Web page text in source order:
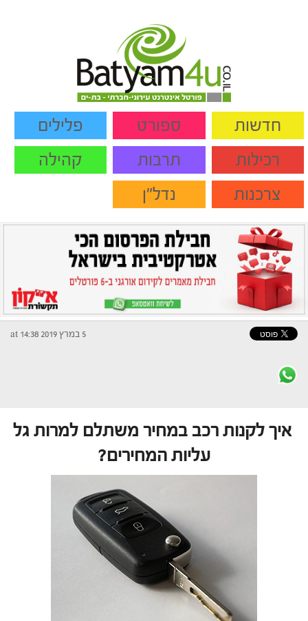
חדשות ספורט
פלילים
רכילות
תרבות
קהילה
צרכנות
נדל"ן
5 במרץ 2019 at 14:38
איך לקנות רכב במחיר משתלם למרות גל
עליות המחירים?